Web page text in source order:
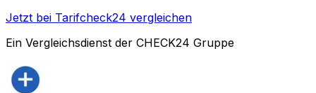
Jetzt bei Tarifcheck24 vergleichen
Ein Vergleichsdienst der CHECK24 Gruppe